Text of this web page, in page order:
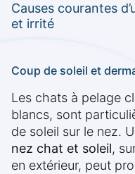
Causes courantes
et irrité
Coup de soleil et
Les chats à pelage
blancs, sont
de soleil sur le nez.
nez chat et soleil,
en extérieur, peut